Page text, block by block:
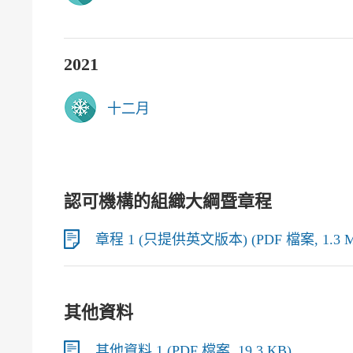
2021
十二月
認可機構的組織大綱暨章程
章程 1 (只提供英文版本) (PDF 檔案, 1.3
其他資料